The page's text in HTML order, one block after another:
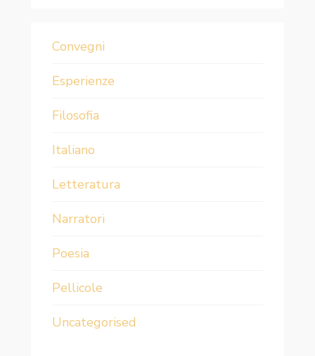
Convegni
Esperienze
Filosofia
Italiano
Letteratura
Narratori
Poesia
Pellicole
Uncategorised